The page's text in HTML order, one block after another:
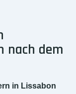
nach dem
in Lissabon